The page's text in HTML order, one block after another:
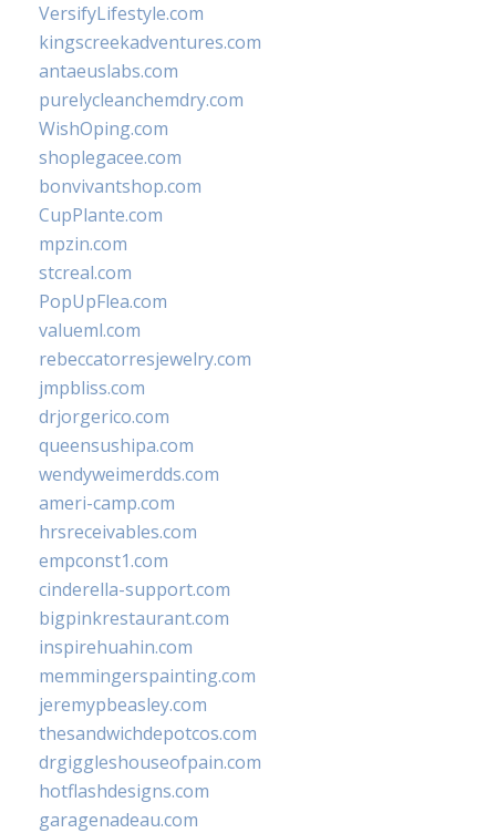
VersifyLifestyle.com
kingscreekadventures.com
antaeuslabs.com
purelycleanchemdry.com
WishOping.com
shoplegacee.com
bonvivantshop.com
CupPlante.com
mpzin.com
stcreal.com
PopUpFlea.com
valueml.com
rebeccatorresjewelry.com
jmpbliss.com
drjorgerico.com
queensushipa.com
wendyweimerdds.com
ameri-camp.com
hrsreceivables.com
empconst1.com
cinderella-support.com
bigpinkrestaurant.com
inspirehuahin.com
memmingerspainting.com
jeremypbeasley.com
thesandwichdepotcos.com
drgiggleshouseofpain.com
hotflashdesigns.com
garagenadeau.com